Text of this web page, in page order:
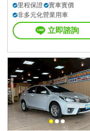
里程保證
實車實價
非多元化營業用車
立即諮詢